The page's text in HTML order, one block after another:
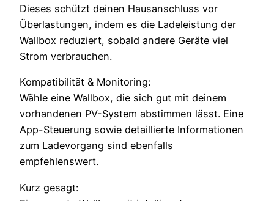
Dieses schützt deinen Hausanschluss vor
Überlastungen, indem es die Ladeleistung der
Wallbox reduziert, sobald andere Geräte viel
Strom verbrauchen.
Kompatibilität & Monitoring:
Wähle eine Wallbox, die sich gut mit deinem
vorhandenen PV-System abstimmen lässt. Eine
App-Steuerung sowie detaillierte Informationen
zum Ladevorgang sind ebenfalls
empfehlenswert.
Kurz gesagt: